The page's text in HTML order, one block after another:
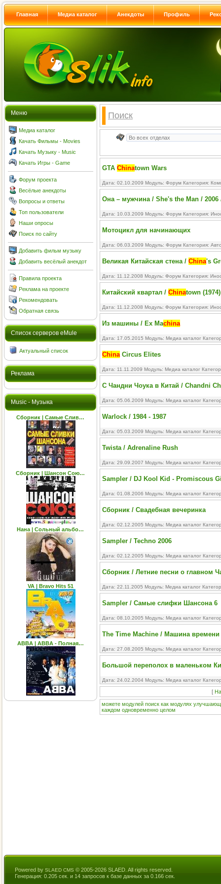
Главная Медиа каталог Анекдоты Профиль
Меню
Медиа каталог
Качать Фильмы - Movies
Качать Музыку - Music
Качать Игры - Game
Форум проекта
Весёлые анекдоты
Вопросы и ответы
Топ пользователи
Наши опросы
Поиск по сайту
Добавить фильм музыку
Добавить весёлый анекдот
Правила проекта
Реклама на проекте
Рекомендовать
Обратная связь
Cписок серверов eMule
Актуальный список
Реклама
Music - Музыка
Сборник | Самые Слив…
Сборник | Шансон Сою…
Нана | Cольный альбо…
VA | Bravo Hits 51
ABBA | ABBA - Полная…
Поиск
GTA Chinatown Wars
Дата: 02.10.2009 Модуль: Форум Категория:
Она – мужчина / She's the Man / 2006
Дата: 10.03.2009 Модуль: Форум Категория:
Мотоцикл для начинающих
Дата: 06.03.2009 Модуль: Форум Категория:
Великая Китайская стена / China's
Дата: 11.12.2008 Модуль: Форум Категория:
Китайский квартал / Chinatown (1974)
Дата: 11.12.2008 Модуль: Форум Категория:
Из машины / Ex Machina
Дата: 17.05.2015 Модуль: Медиа каталог
ChinaCircus Elites
Дата: 11.11.2009 Модуль: Медиа каталог
С Чандни Чоука в Китай / Chandni
Дата: 05.06.2009 Модуль: Медиа каталог
Warlock / 1984 - 1987
Дата: 05.03.2009 Модуль: Медиа каталог
Twista / Adrenaline Rush
Дата: 29.09.2007 Модуль: Медиа каталог
Sampler / DJ Kool Kid - Promiscous
Дата: 01.08.2006 Модуль: Медиа каталог
Сборник / Свадебная вечеринка
Дата: 02.12.2005 Модуль: Медиа каталог
Sampler / Techno 2006
Дата: 02.12.2005 Модуль: Медиа каталог
Сборник / Летние песни о главном
Дата: 22.11.2005 Модуль: Медиа каталог
Sampler / Самые слифки Шансона 6
Дата: 08.10.2005 Модуль: Медиа каталог
The Time Machine / Машина времени
Дата: 27.08.2005 Модуль: Медиа каталог
Большой переполох в маленьком
Дата: 24.02.2004 Модуль: Медиа каталог
[
можете модулей поиск как модулях
каждом одновременно целом
Powered by SLAED CMS © 2005-2026 SLAED. All rights reserved.
Генерация: 0.205 сек. и 14 запросов к базе данных за 0.166 сек.